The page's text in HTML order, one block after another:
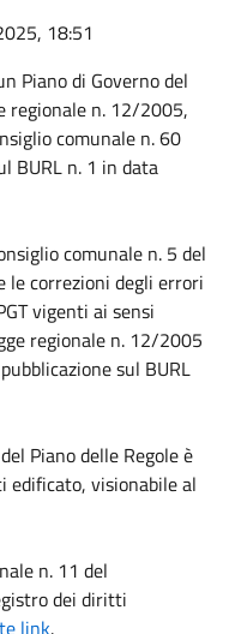
18:51
Piano di Governo del
regionale n. 12/2005,
comunale n. 60
BURL n. 1 in data
comunale n. 5 del
correzioni degli errori
vigenti ai sensi
regionale n. 12/2005
sul BURL
Piano delle Regole è
visionabile al
n. 11 del
dei diritti
link.